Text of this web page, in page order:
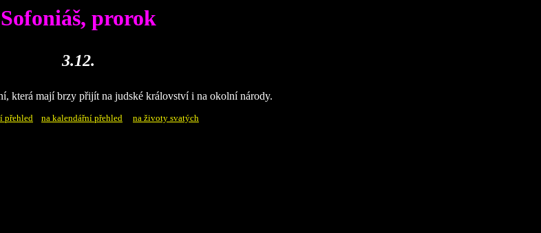
Sofoniáš, prorok
3.12.
která mají brzy přijít na judské království i na okolní národy.
přehled na kalendářní přehled na životy svatých